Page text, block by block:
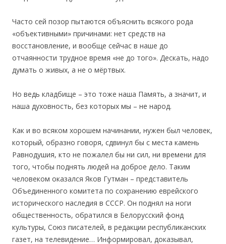
Часто сей позор пытаются объяснить всякого рода
«объективными» причинами: нет средств на
восстановление, и вообще сейчас в наше до
отчаянности трудное время «не до того». Дескать, надо
думать о живых, а не о мёртвых.
Но ведь кладбище – это тоже наша Память, а значит, и
наша духовность, без которых мы – не народ.
Как и во всяком хорошем начинании, нужен был человек,
который, образно говоря, сдвинул бы с места камень
Равнодушия, кто не пожалел бы ни сил, ни времени для
того, чтобы поднять людей на доброе дело. Таким
человеком оказался Яков Гутман – представитель
Объединенного комитета по сохранению еврейского
исторического наследия в СССР. Он поднял на ноги
общественность, обратился в Белорусский фонд
культуры, Союз писателей, в редакции республиканских
газет, на телевидение… Информировал, доказывал,